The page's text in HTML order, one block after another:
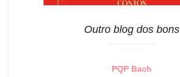
Outro blog dos bons
PQP Bach